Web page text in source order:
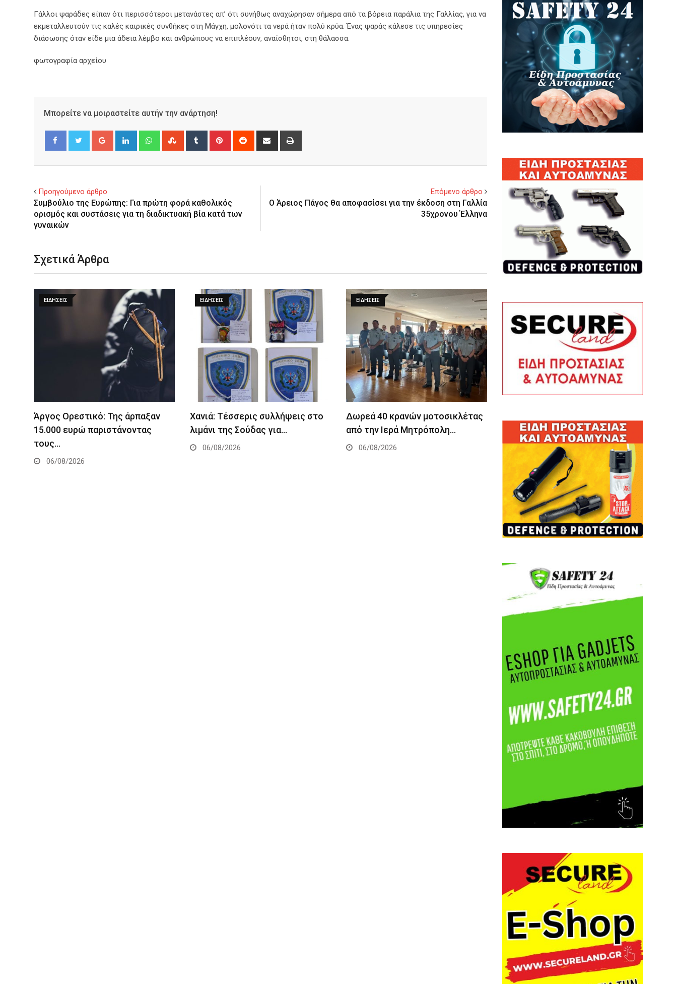
Γάλλοι ψαράδες είπαν ότι περισσότεροι μετανάστες απ’ ότι συνήθως αναχώρησαν σήμερα από τα βόρεια παράλια της Γαλλίας, για να
εκμεταλλευτούν τις καλές καιρικές συνθήκες στη Μάγχη, μολονότι τα νερά ήταν πολύ κρύα. Ένας ψαράς κάλεσε τις υπηρεσίες
διάσωσης όταν είδε μια άδεια λέμβο και ανθρώπους να επιπλέουν, αναίσθητοι, στη θάλασσα.
φωτογραφία αρχείου
Μπορείτε να μοιραστείτε αυτήν την ανάρτηση!
Google+ LinkedIn WhatsappStumbleUpon
Tumblr Pinterest Reddit
Share
Προηγούμενο άρθρο
Συμβούλιο της Ευρώπης: Για πρώτη φορά καθολικός
ορισμός και συστάσεις για τη διαδικτυακή βία κατά των
γυναικών
Επόμενο άρθρο
Ο Άρειος Πάγος θα αποφασίσει για την έκδοση στη Γαλλία
35χρονου Έλληνα
Σχετικά Άρθρα
ΕΙΔΉΣΕΙΣ
Άργος Ορεστικό: Της άρπαξαν
15.000 ευρώ παριστάνοντας
τους…
06/08/2026
ΕΙΔΉΣΕΙΣ
Χανιά: Τέσσερις συλλήψεις στο
λιμάνι της Σούδας για…
06/08/2026
ΕΙΔΉΣΕΙΣ
Δωρεά 40 κρανών μοτοσικλέτας
από την Ιερά Μητρόπολη…
06/08/2026